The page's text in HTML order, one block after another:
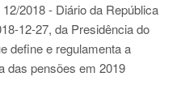
2018 - Diário da República
12-27, da Presidência do
define e regulamenta a
das pensões em 2019